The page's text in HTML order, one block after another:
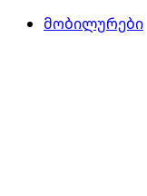
მობილურები